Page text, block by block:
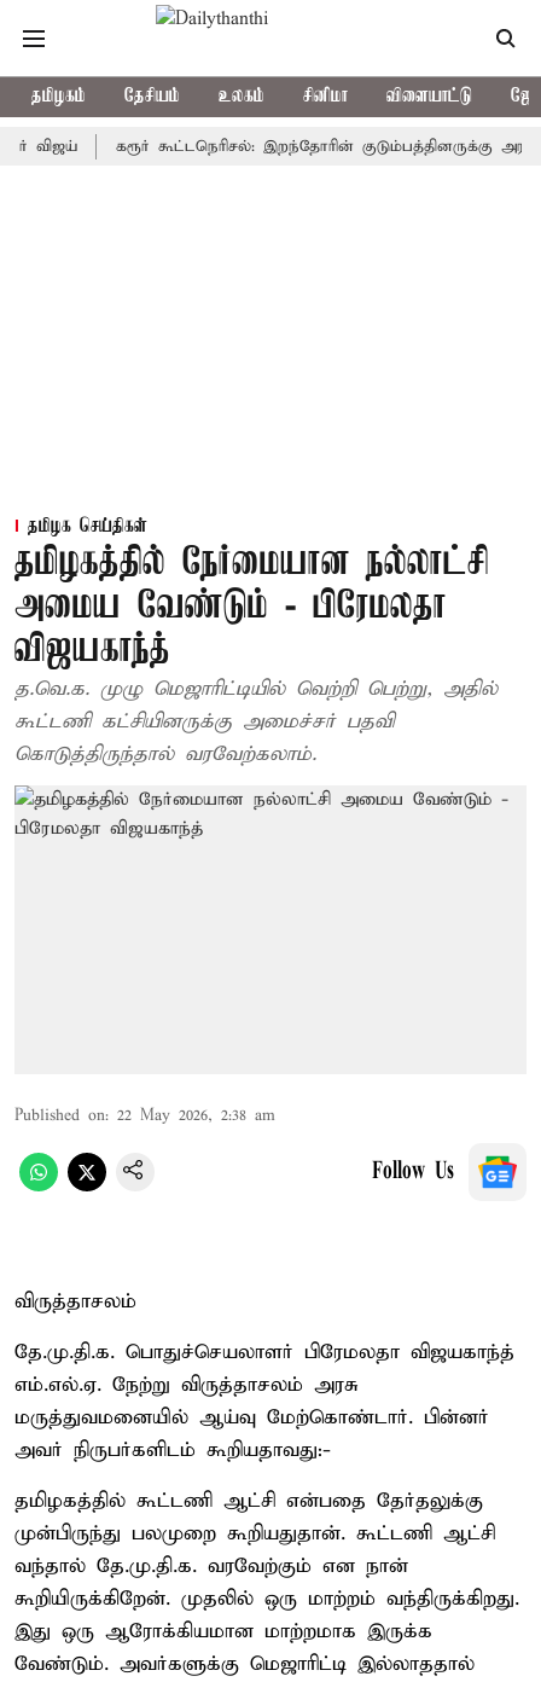
தமிழகம் தேசியம் உலகம் சினிமா விளையாட்டு
கரூர் கூட்டநெரிசல்: இறந்தோரின் குடும்பத்தினருக்கு
தமிழக செய்திகள்
தமிழகத்தில் நேர்மையான நல்லாட்சி
அமைய வேண்டும் - பிரேமலதா
விஜயகாந்த்
த.வெ.க. முழு மெஜாரிட்டியில் வெற்றி பெற்று, அதில்
கூட்டணி கட்சியினருக்கு அமைச்சர் பதவி
கொடுத்திருந்தால் வரவேற்கலாம்.
Published on: 22 May 2026, 2:38 am
Follow Us
விருத்தாசலம்
தே.மு.தி.க. பொதுச்செயலாளர் பிரேமலதா விஜயகாந்த்
எம்.எல்.ஏ. நேற்று விருத்தாசலம் அரசு
மருத்துவமனையில் ஆய்வு மேற்கொண்டார். பின்னர்
அவர் நிருபர்களிடம் கூறியதாவது:-
தமிழகத்தில் கூட்டணி ஆட்சி என்பதை தேர்தலுக்கு
முன்பிருந்து பலமுறை கூறியதுதான். கூட்டணி ஆட்சி
வந்தால் தே.மு.தி.க. வரவேற்கும் என நான்
கூறியிருக்கிறேன். முதலில் ஒரு மாற்றம் வந்திருக்கிறது.
இது ஒரு ஆரோக்கியமான மாற்றமாக இருக்க
வேண்டும். அவர்களுக்கு மெஜாரிட்டி இல்லாததால்